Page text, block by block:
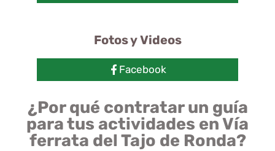
Fotos y Videos
Facebook
¿Por qué contratar un guía
para tus actividades en Vía
ferrata del Tajo de Ronda?